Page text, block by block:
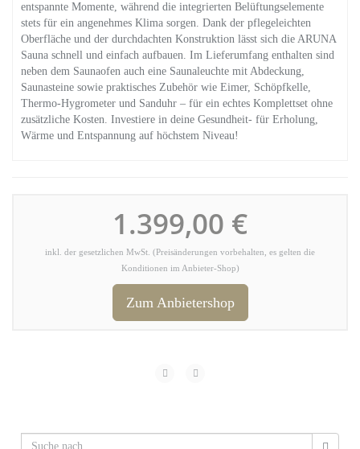
entspannte Momente, während die integrierten Belüftungselemente
stets für ein angenehmes Klima sorgen. Dank der pflegeleichten
Oberfläche und der durchdachten Konstruktion lässt sich die ARUNA
Sauna schnell und einfach aufbauen. Im Lieferumfang enthalten sind
neben dem Saunaofen auch eine Saunaleuchte mit Abdeckung,
Saunasteine sowie praktisches Zubehör wie Eimer, Schöpfkelle,
Thermo-Hygrometer und Sanduhr – für ein echtes Komplettset ohne
zusätzliche Kosten. Investiere in deine Gesundheit- für Erholung,
Wärme und Entspannung auf höchstem Niveau!
1.399,00 €
inkl. der gesetzlichen MwSt. (Preisänderungen vorbehalten, es gelten die
Konditionen im Anbieter-Shop)
Zum Anbietershop